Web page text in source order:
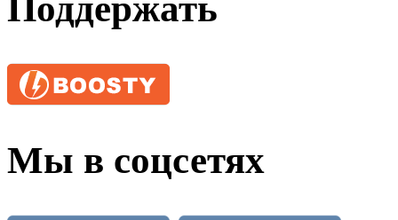
Поддержать
Мы в соцсетях